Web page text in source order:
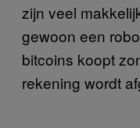
zijn veel
gewoon een
bitcoins koopt
rekening wordt